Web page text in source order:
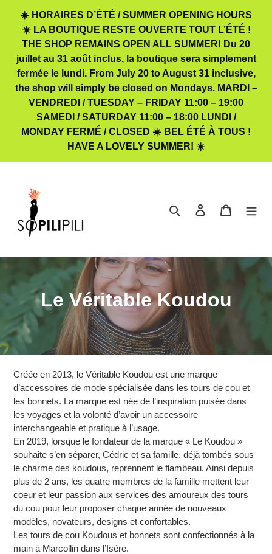
contenu
☀️ HORAIRES D’ÉTÉ / SUMMER OPENING HOURS
☀️ LA BOUTIQUE RESTE OUVERTE TOUT L’ÉTÉ !
THE SHOP REMAINS OPEN ALL SUMMER! Du 20
juillet au 31 août inclus, la boutique sera simplement
fermée le lundi. From July 20 to August 31 inclusive,
the shop will simply be closed on Mondays. MARDI –
VENDREDI / TUESDAY – FRIDAY 11:00 – 19:00
SAMEDI / SATURDAY 11:00 – 18:00 LUNDI /
MONDAY FERMÉ / CLOSED ☀️ BEL ÉTÉ À TOUS !
HAVE A LOVELY SUMMER! ☀️
RechercherSe connecter
Panier
C
o
l
e
c
t
i
o
n
:
Le Véritable Koudou
Créée en 2013, le Véritable Koudou est une marque
d’accessoires de mode spécialisée dans les tours de cou et
les bonnets. La marque est née de l’inspiration puisée dans
les voyages et la volonté d’avoir un accessoire
interchangeable et pratique à l’usage.
En 2019, lorsque le fondateur de la marque « Le Koudou »
souhaite s’en séparer, Cédric et sa famille, déjà tombés sous
le charme des koudous, reprennent le flambeau. Ainsi depuis
plus de 2 ans, les quatre membres de la famille mettent leur
coeur et leur passion aux services des amoureux des tours
du cou pour leur proposer chaque année de nouveaux
modèles, novateurs, designs et confortables.
Les tours de cou Koudous et bonnets sont confectionnés à la
main à Marcollin dans l’Isère.